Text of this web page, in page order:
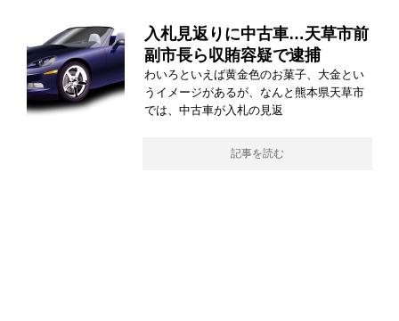
入札見返りに中古車…天草市前
副市長ら収賄容疑で逮捕
わいろといえば黄金色のお菓子、大金とい
うイメージがあるが、なんと熊本県天草市
では、中古車が入札の見返
記事を読む